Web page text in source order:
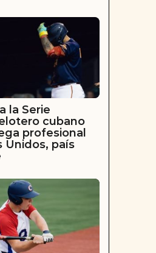
la Serie
cubano
profesional
Unidos, país